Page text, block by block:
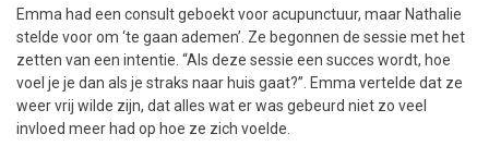
Emma had een consult geboekt voor acupunctuur, maar Nathalie
stelde voor om ‘te gaan ademen’. Ze begonnen de sessie met het
zetten van een intentie. “Als deze sessie een succes wordt, hoe
voel je je dan als je straks naar huis gaat?”. Emma vertelde dat ze
weer vrij wilde zijn, dat alles wat er was gebeurd niet zo veel
invloed meer had op hoe ze zich voelde.